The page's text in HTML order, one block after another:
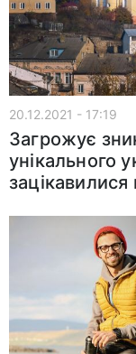
20.12.2021 - 17:19
Загрожує
унікального
зацікавилися